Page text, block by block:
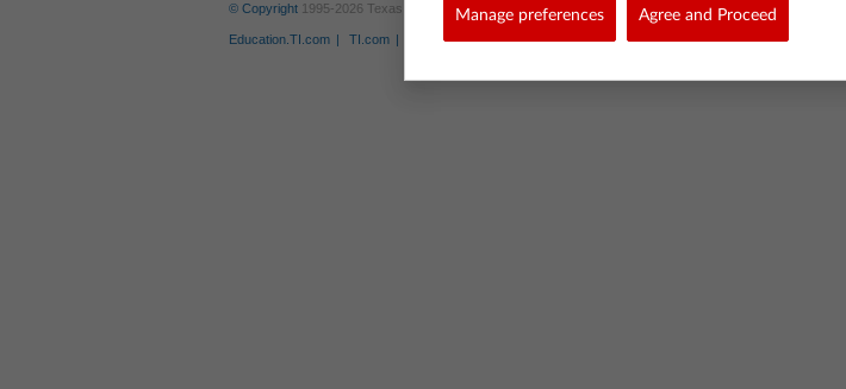
© Copyright 1995-2026 Texas Instruments Incorporated. Todos os direitos reservados.
Education.TI.com TI.com Trademarks Privacy Policy Link Policy Política de dados de software
Manage preferences Agree and Proceed